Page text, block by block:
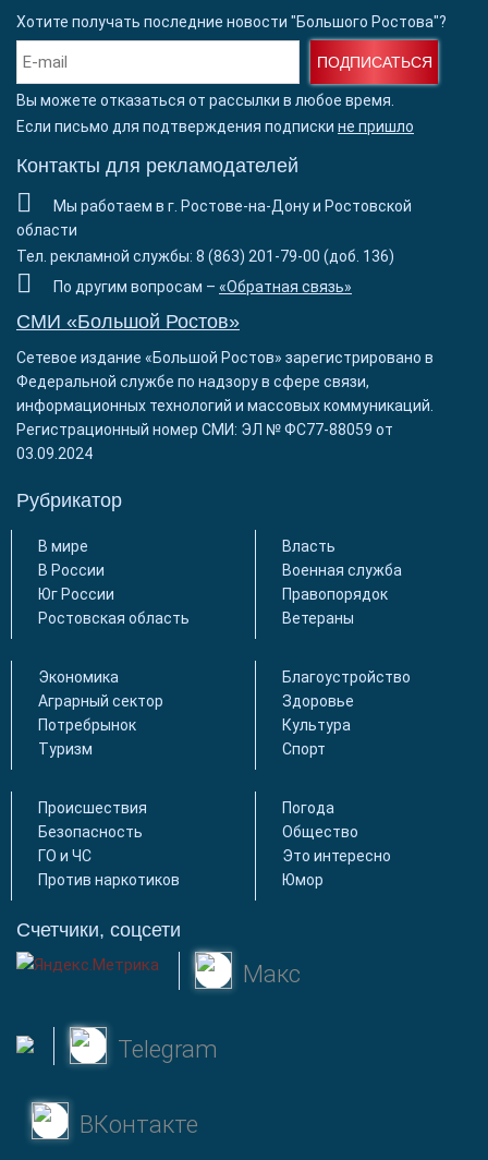
Хотите получать последние новости "Большого Ростова"?
ПОДПИСАТЬСЯ
Вы можете отказаться от рассылки в любое время.
Если письмо для подтверждения подписки не пришло
Контакты для рекламодателей
Мы работаем в г. Ростове-на-Дону и Ростовской
области
Тел. рекламной службы: 8 (863) 201-79-00 (доб. 136)
По другим вопросам – «Обратная связь»
СМИ «Большой Ростов»
Сетевое издание «Большой Ростов» зарегистрировано в
Федеральной службе по надзору в сфере связи,
информационных технологий и массовых коммуникаций.
Регистрационный номер СМИ: ЭЛ № ФС77-88059 от
03.09.2024
Рубрикатор
В мире
В России
Юг России
Ростовская область
Власть
Военная служба
Правопорядок
Ветераны
Экономика
Аграрный сектор
Потребрынок
Туризм
Благоустройство
Здоровье
Культура
Спорт
Происшествия
Безопасность
ГО и ЧС
Против наркотиков
Погода
Общество
Это интересно
Юмор
Счетчики, соцсети
Макс
Telegram
ВКонтакте